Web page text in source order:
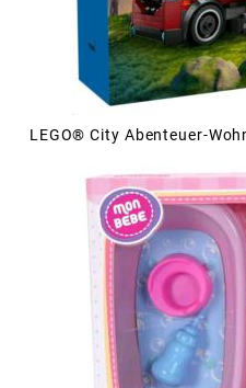
LEGO® City Abenteuer-